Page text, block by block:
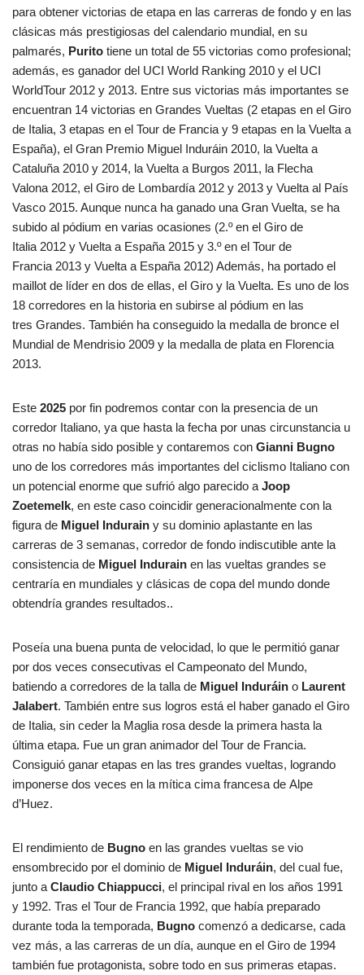
para obtener victorias de etapa en las carreras de fondo y en las
clásicas más prestigiosas del calendario mundial, en su
palmarés, Purito tiene un total de 55 victorias como profesional;
además, es ganador del UCI World Ranking 2010 y el UCI
WorldTour 2012 y 2013. Entre sus victorias más importantes se
encuentran 14 victorias en Grandes Vueltas (2 etapas en el Giro
de Italia, 3 etapas en el Tour de Francia y 9 etapas en la Vuelta a
España), el Gran Premio Miguel Induráin 2010, la Vuelta a
Cataluña 2010 y 2014, la Vuelta a Burgos 2011, la Flecha
Valona 2012, el Giro de Lombardía 2012 y 2013 y Vuelta al País
Vasco 2015. Aunque nunca ha ganado una Gran Vuelta, se ha
subido al pódium en varias ocasiones (2.º en el Giro de
Italia 2012 y Vuelta a España 2015 y 3.º en el Tour de
Francia 2013 y Vuelta a España 2012) Además, ha portado el
maillot de líder en dos de ellas, el Giro y la Vuelta. Es uno de los
18 corredores en la historia en subirse al pódium en las
tres Grandes. También ha conseguido la medalla de bronce el
Mundial de Mendrisio 2009 y la medalla de plata en Florencia
2013.
Este 2025 por fin podremos contar con la presencia de un
corredor Italiano, ya que hasta la fecha por unas circunstancia u
otras no había sido posible y contaremos con Gianni Bugno
uno de los corredores más importantes del ciclismo Italiano con
un potencial enorme que sufrió algo parecido a Joop
Zoetemelk, en este caso coincidir generacionalmente con la
figura de Miguel Indurain y su dominio aplastante en las
carreras de 3 semanas, corredor de fondo indiscutible ante la
consistencia de Miguel Indurain en las vueltas grandes se
centraría en mundiales y clásicas de copa del mundo donde
obtendría grandes resultados..
Poseía una buena punta de velocidad, lo que le permitió ganar
por dos veces consecutivas el Campeonato del Mundo,
batiendo a corredores de la talla de Miguel Induráin o Laurent
Jalabert. También entre sus logros está el haber ganado el Giro
de Italia, sin ceder la Maglia rosa desde la primera hasta la
última etapa. Fue un gran animador del Tour de Francia.
Consiguió ganar etapas en las tres grandes vueltas, logrando
imponerse dos veces en la mítica cima francesa de Alpe
d’Huez.
El rendimiento de Bugno en las grandes vueltas se vio
ensombrecido por el dominio de Miguel Induráin, del cual fue,
junto a Claudio Chiappucci, el principal rival en los años 1991
y 1992. Tras el Tour de Francia 1992, que había preparado
durante toda la temporada, Bugno comenzó a dedicarse, cada
vez más, a las carreras de un día, aunque en el Giro de 1994
también fue protagonista, sobre todo en sus primeras etapas.